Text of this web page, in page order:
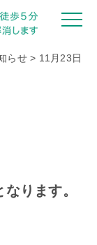
らせ> 11月23日
ります。